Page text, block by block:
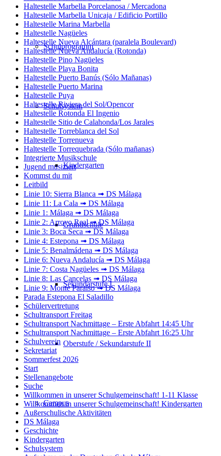
Schulprogramm
Schulsystem
Kindergarten
Grundschule
Sekundarstufe I
Oberstufe / Sekundarstufe II
Campus
Haltestelle Marbella Porcelanosa / Mercadona
Haltestelle Marbella Unicaja / Edificio Portillo
Haltestelle Marina Marbella
Haltestelle Nagüeles
Haltestelle Nueva Alcántara (paralela Boulevard)
Haltestelle Nueva Andalucía (Rotonda)
Haltestelle Pino Nagüeles
Haltestelle Playa Bonita
Haltestelle Puerto Banús (Sólo Mañanas)
Haltestelle Puerto Marina
Haltestelle Puya
Haltestelle Riviera del Sol/Opencor
Haltestelle Rotonda El Ingenio
Haltestelle Sitio de Calahonda/Los Jarales
Haltestelle Torreblanca del Sol
Haltestelle Torrenueva
Haltestelle Torrequebrada (Sólo mañanas)
Integrierte Musikschule
Jugend musiziert
Kommst du mit
Leitbild
Linie 10: Sierra Blanca ➟ DS Málaga
Linie 11: La Cala ➟ DS Málaga
Linie 1: Málaga ➟ DS Málaga
Linie 2: Arroyo Real ➟ DS Málaga
Linie 3: Boca Seca ➟ DS Málaga
Linie 4: Estepona ➟ DS Málaga
Linie 5: Benalmádena ➟ DS Málaga
Linie 6: Nueva Andalucía ➟ DS Málaga
Linie 7: Costa Nagüeles ➟ DS Málaga
Linie 8: Las Cancelas ➟ DS Málaga
Linie 9: Monte Paraíso ➟ DS Málaga
Parada Estepona El Saladillo
Schülervertretung
Schultransport Freitag
Schultransport Nachmittage – Erste Abfahrt 14:45 Uhr
Schultransport Nachmittage – Erste Abfahrt 16:25 Uhr
Schulverein
Sekretariat
Sommerfest 2026
Start
Stellenangebote
Suche
Willkommen in unserer Schulgemeinschaft! 1-11 Klasse
Willkommen in unserer Schulgemeinschaft! Kindergarten
Außerschulische Aktivitäten
DS Málaga
Geschichte
Kindergarten
Schulsystem